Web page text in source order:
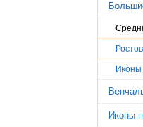
Иконы
Иконы